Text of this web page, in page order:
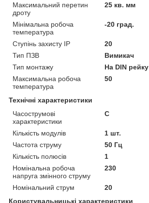
Максимальний перетин
дроту
25 кв. мм
Мінімальна робоча
температура
-20 град.
Ступінь захисту IP
20
Тип ПЗВ
Вимикач
Тип монтажу
На DIN рейку
Максимальна робоча
температура
50
Технічні характеристики
Часострумові
характеристики
C
Кількість модулів
1 шт.
Частота струму
50 Гц
Кількість полюсів
1
Номінальна робоча
напруга змінного струму
230
Номінальний струм
20
Користувальницькі характеристики